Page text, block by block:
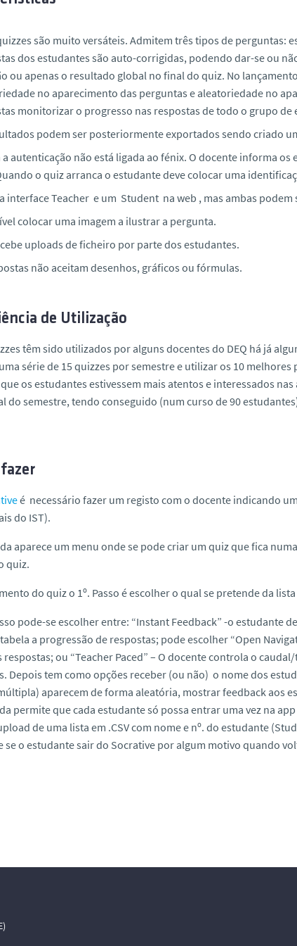
são muito versáteis. Admitem três tipos de
dos estudantes são auto-corrigidas, podendo dar-se ou
ou apenas o resultado global no final do quiz. No
no aparecimento das perguntas e aleatoriedade no
monitorizar o progresso nas respostas de todo o grupo
podem ser posteriormente exportados sendo criado
a autenticação não está ligada ao fénix. O docente informa
o quiz arranca o estudante deve colocar uma
interfaceTeacher e um Student na web , mas ambas
colocar uma imagem a ilustrar a pergunta.
uploads de ficheiro por parte dos estudantes.
não aceitam desenhos, gráficos ou fórmulas.
de Utilização
têm sido utilizados por alguns docentes do DEQ há já
série de 15 quizzes por semestre e utilizar os 10
os estudantes estivessem mais atentos e interessados
do semestre, tendo conseguido (num curso de 90
é necessário fazer um registo com o docente indicando
do IST).
aparece um menu onde se pode criar um quiz que fica
quiz.
do quiz o 1º. Passo é escolher o qual se pretende da
pode-se escolher entre: “Instant Feedback” -o estudante
a progressão de respostas; pode escolher “Open
respostas; ou “Teacher Paced” – O docente controla o
Depois tem como opções receber (ou não) o nome dos
aparecem de forma aleatória, mostrar feedback aos
permite que cada estudante só possa entrar uma vez na
de uma lista em .CSV com nome e nº. do estudante
se o estudante sair do Socrative por algum motivo quando